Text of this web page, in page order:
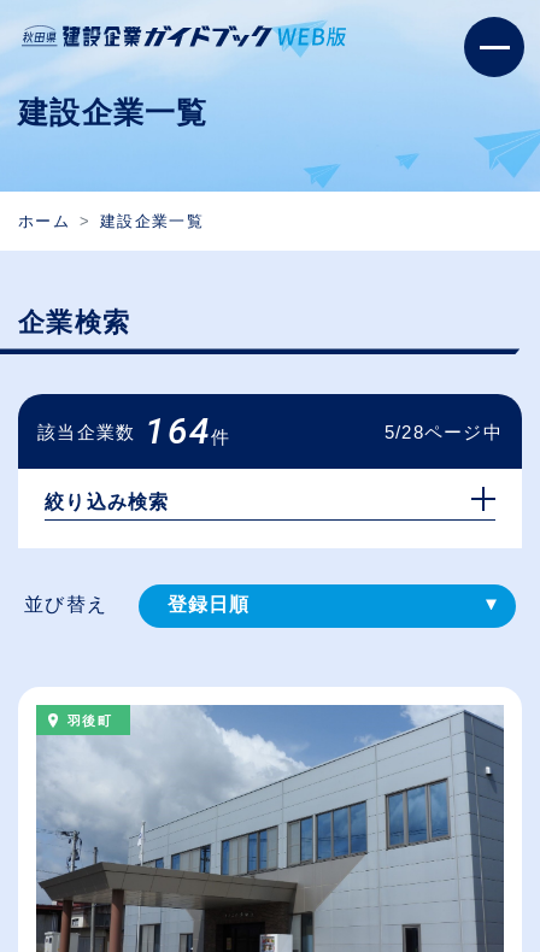
建設企業一覧
ホーム 建設企業一覧
企業検索
該当企業数 164件 5/28ページ中
絞り込み検索
並び替え 登録⽇順
（⾼卒の給与を基準）
従業員が多い順
休日数が多い順
羽後町